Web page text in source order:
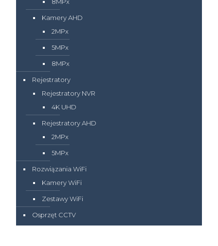
Kamery AHD
2MPx
5MPx
8MPx
Rejestratory
Rejestratory NVR
4K UHD
Rejestratory AHD
2MPx
5MPx
Rozwiązania WiFi
Kamery WiFi
Zestawy WiFi
Osprzęt CCTV